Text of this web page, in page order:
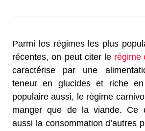
Parmi les régimes les plus
récentes, on peut citer le régime
caractérise par une
teneur en glucides et riche
populaire aussi, le régime
manger que de la viande. Ce
aussi la consommation d’autres